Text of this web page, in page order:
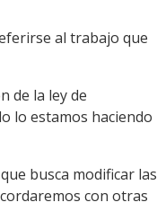
al trabajo que
de la ley de
lo estamos haciendo
busca modificar las
con otras